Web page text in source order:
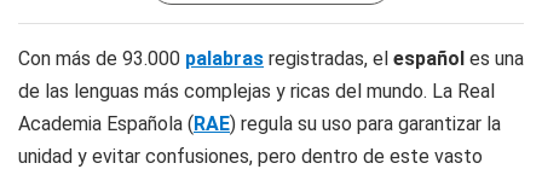
Con más de 93.000 palabras registradas, el español es una
de las lenguas más complejas y ricas del mundo. La Real
Academia Española (RAE) regula su uso para garantizar la
unidad y evitar confusiones, pero dentro de este vasto